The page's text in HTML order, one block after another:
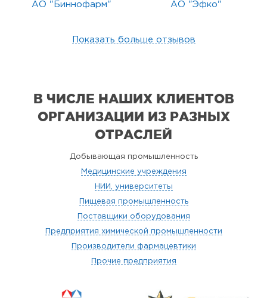
АО "Биннофарм" АО "Эфко"
Показать больше отзывов
В ЧИСЛЕ НАШИХ КЛИЕНТОВ
ОРГАНИЗАЦИИ ИЗ РАЗНЫХ
ОТРАСЛЕЙ
Добывающая промышленность
Медицинские учреждения
НИИ, университеты
Пищевая промышленность
Поставщики оборудования
Предприятия химической промышленности
Производители фармацевтики
Прочие предприятия